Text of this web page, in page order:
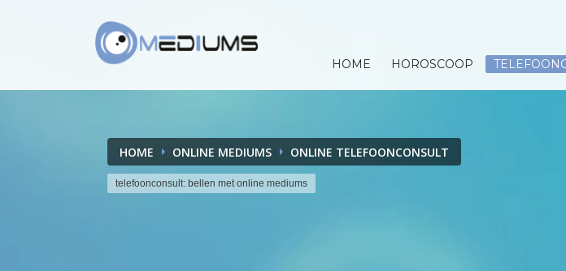
HOME HOROSCOOP
HOME ONLINE MEDIUMS ONLINE TELEFOONCONSULT
telefoonconsult: bellen met online mediums